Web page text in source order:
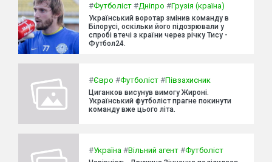
#Футболіст #Дніпро #Грузія (країна)
Український воротар змінив команду в
Білорусі, оскільки його підозрювали у
спробі втечі з країни через річку Тису -
Футбол24.
#Євро #Футболіст #Півзахисник
Циганков висунув вимогу Жироні.
Український футболіст прагне покинути
команду вже цього літа.
#Україна #Вільний агент #Футболіст